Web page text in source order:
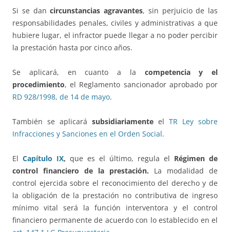
Si se dancircunstancias agravantes, sin perjuicio de las
responsabilidades penales, civiles y administrativas a que
hubiere lugar, el infractor puede llegar a no poder percibir
la prestación hasta por cinco años.
Se aplicará, en cuanto a la competencia y el
procedimiento, el Reglamento sancionador aprobado por
RD 928/1998, de 14 de mayo.
También se aplicará subsidiariamente el TR Ley sobre
Infracciones y Sanciones en el Orden Social.
El Capítulo IX, que es el último, regula el Régimen de
control financiero de la prestación. La modalidad de
control ejercida sobre el reconocimiento del derecho y de
la obligación de la prestación no contributiva de ingreso
mínimo vital será la función interventora y el control
financiero permanente de acuerdo con lo establecido en el